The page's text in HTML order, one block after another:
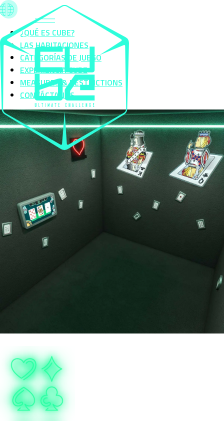
¿QUÉ ES CUBE?
LAS HABITACIONES
CATEGORÍAS DE JUEGO
EXPERIENCIA CUBE
MEASURES & RESTRICTIONS
CONTÁCTANOS